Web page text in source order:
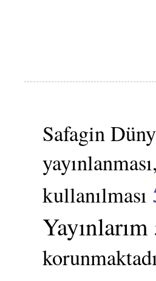
Safagin
kullanılması
Yayınlarım